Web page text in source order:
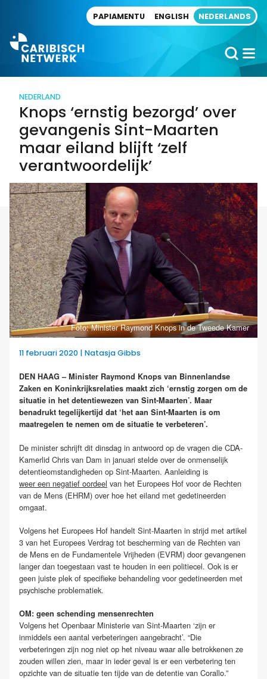
PAPIAMENTU ENGLISH NEDERLANDS
NEDERLAND
Knops ‘ernstig bezorgd’ over
gevangenis Sint-Maarten
maar eiland blijft ‘zelf
verantwoordelijk’
Foto: Minister Raymond Knops in de Tweede Kamer
11 februari 2020 | Natasja Gibbs
DEN HAAG – Minister Raymond Knops van Binnenlandse
Zaken en Koninkrijksrelaties maakt zich ‘ernstig zorgen om de
situatie in het detentiewezen van Sint-Maarten’. Maar
benadrukt tegelijkertijd dat ‘het aan Sint-Maarten is om
maatregelen te nemen om de situatie te verbeteren’.
De minister schrijft dit dinsdag in antwoord op de vragen die CDA-
Kamerlid Chris van Dam in januari stelde over de onmenselijk
detentieomstandigheden op Sint-Maarten. Aanleiding is
weer een negatief oordeel van het Europees Hof voor de Rechten
van de Mens (EHRM) over hoe het eiland met gedetineerden
omgaat.
Volgens het Europees Hof handelt Sint-Maarten in strijd met artikel
3 van het Europees Verdrag tot bescherming van de Rechten van
de Mens en de Fundamentele Vrijheden (EVRM) door gevangenen
langer dan toegestaan vast te houden in een politiecel. Ook is er
geen juiste plek of specifieke behandeling voor gedetineerden met
psychische problematiek.
OM: geen schending mensenrechten
Volgens het Openbaar Ministerie van Sint-Maarten ‘zijn er
inmiddels een aantal verbeteringen aangebracht’. “Die
verbeteringen zijn nog niet op het niveau waar alle betrokkenen ze
zouden willen zien, maar in ieder geval is er een verbetering ten
opzichte van de situatie ten tijde van de detentie van Corallo.”